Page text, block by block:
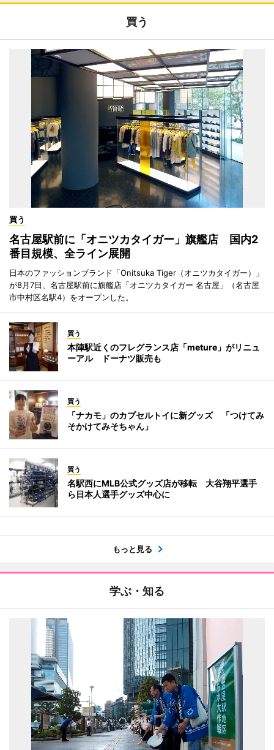
買う
買う
名古屋駅前に「オニツカタイガー」旗艦店 国内2
番目規模、全ライン展開
日本のファッションブランド「Onitsuka Tiger（オニツカタイガー）」
が8月7日、名古屋駅前に旗艦店「オニツカタイガー 名古屋」（名古屋
市中村区名駅4）をオープンした。
買う
本陣駅近くのフレグランス店「meture」がリニュ
ーアル ドーナツ販売も
買う
「ナカモ」のカプセルトイに新グッズ 「つけてみ
そかけてみそちゃん」
買う
名駅西にMLB公式グッズ店が移転 大谷翔平選手
ら日本人選手グッズ中心に
もっと見る
学ぶ・知る